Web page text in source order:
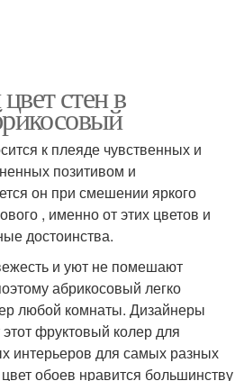
стен в
к плеяде чувственных и
позитивом и
он при смешении яркого
, именно от этих цветов и
достоинства.
и уют не помешают
абрикосовый легко
любой комнаты. Дизайнеры
фруктовый колер для
интерьеров для самых разных
обоев нравится большинству